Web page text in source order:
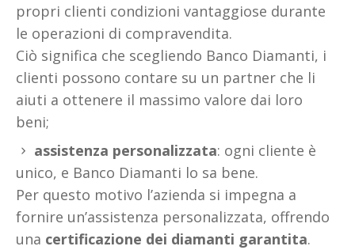
propri clienti condizioni vantaggiose durante
le operazioni di compravendita.
Ciò significa che scegliendo Banco Diamanti, i
clienti possono contare su un partner che li
aiuti a ottenere il massimo valore dai loro
beni;
assistenza personalizzata: ogni cliente è
unico, e Banco Diamanti lo sa bene.
Per questo motivo l’azienda si impegna a
fornire un’assistenza personalizzata, offrendo
una certificazione dei diamanti garantita.